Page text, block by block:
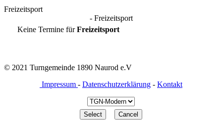
Freizeitsport
- Freizeitsport
Keine Termine fürFreizeitsport
© 2021 Turngemeinde 1890 Naurod e.V
Impressum - Datenschutzerklärung - Kontakt